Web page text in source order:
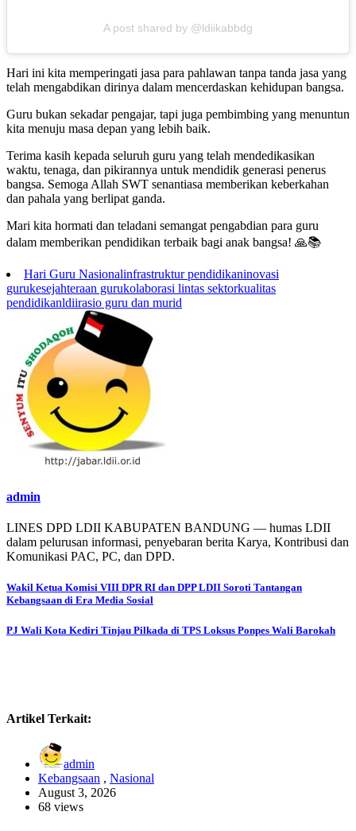
A post shared by @ldiikabbdg
Hari ini kita memperingati jasa para pahlawan tanpa tanda jasa yang
telah mengabdikan dirinya dalam mencerdaskan kehidupan bangsa.
Guru bukan sekadar pengajar, tapi juga pembimbing yang menuntun
kita menuju masa depan yang lebih baik.
Terima kasih kepada seluruh guru yang telah mendedikasikan
waktu, tenaga, dan pikirannya untuk mendidik generasi penerus
bangsa. Semoga Allah SWT senantiasa memberikan keberkahan
dan pahala yang berlipat ganda.
Mari kita hormati dan teladani semangat pengabdian para guru
dalam memberikan pendidikan terbaik bagi anak bangsa! 🙏📚
Hari Guru Nasionalinfrastruktur pendidikaninovasi
gurukesejahteraan gurukolaborasi lintas sektorkualitas
pendidikanldiirasio guru dan murid
admin
LINES DPD LDII KABUPATEN BANDUNG — humas LDII
dalam pelurusan informasi, penyebaran berita Karya, Kontribusi dan
Komunikasi PAC, PC, dan DPD.
Post
navigation
Wakil Ketua Komisi VIII DPR RI dan DPP LDII Soroti Tantangan
Kebangsaan di Era Media Sosial
PJ Wali Kota Kediri Tinjau Pilkada di TPS Loksus Ponpes Wali Barokah
Artikel Terkait:
admin
Kebangsaan , Nasional
August 3, 2026
68 views